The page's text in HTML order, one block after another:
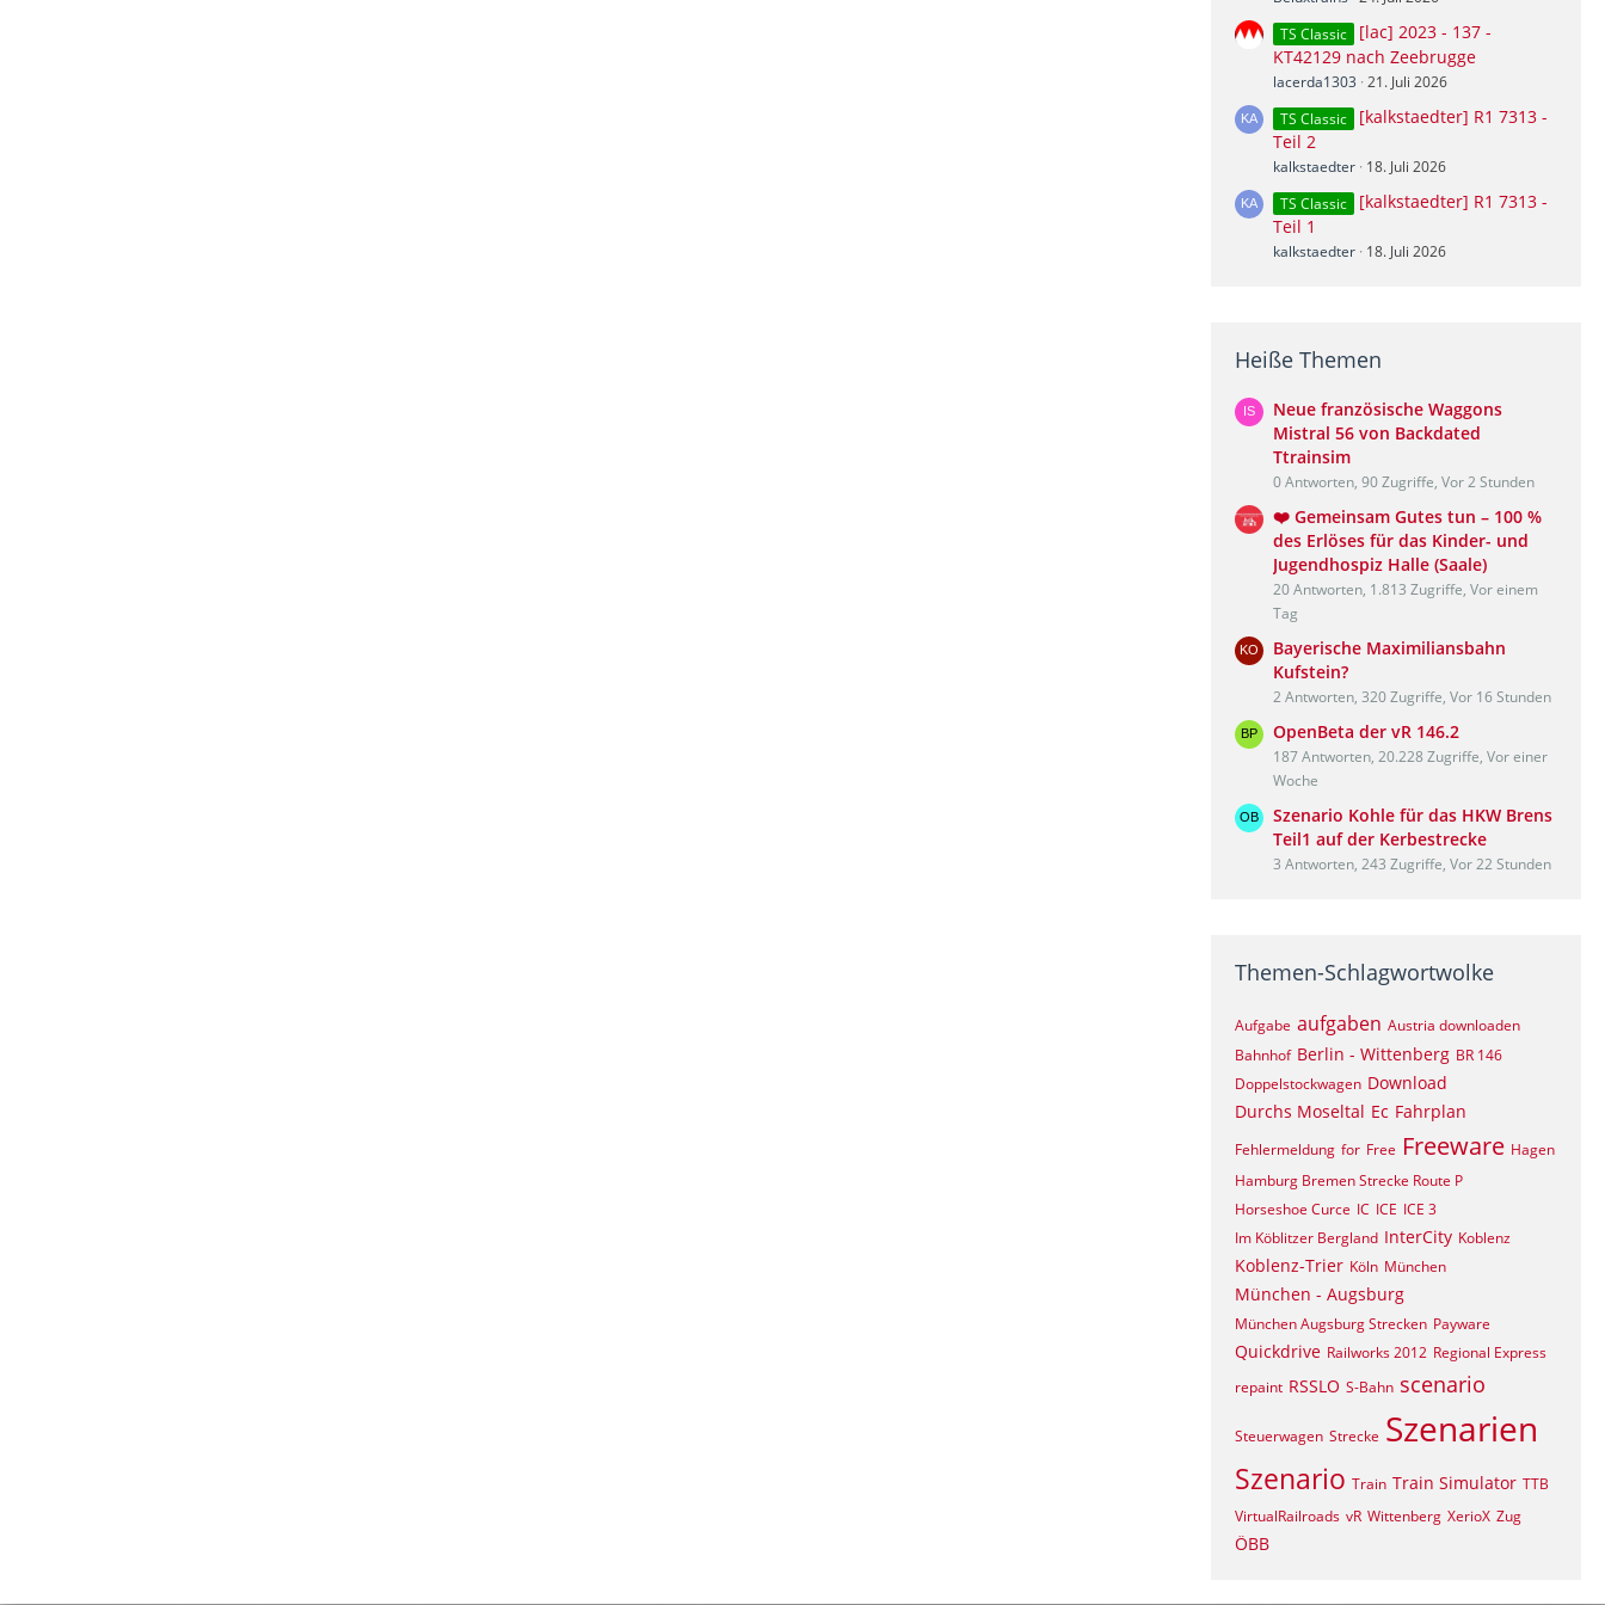
TS Classic
[lac] 2023 - 137 -
KT42129 nach Zeebrugge
lacerda1303 21. Juli 2026
TS Classic
[kalkstaedter] R1 7313 -
Teil 2
kalkstaedter 18. Juli 2026
TS Classic
[kalkstaedter] R1 7313 -
Teil 1
kalkstaedter 18. Juli 2026
Heiße Themen
Neue französische Waggons
Mistral 56 von Backdated
Ttrainsim
0 Antworten, 90 Zugriffe, Vor 2 Stunden
❤️ Gemeinsam Gutes tun – 100 %
des Erlöses für das Kinder- und
Jugendhospiz Halle (Saale)
20 Antworten, 1.813 Zugriffe, Vor einem
Tag
Bayerische Maximiliansbahn
Kufstein?
2 Antworten, 320 Zugriffe, Vor 16 Stunden
OpenBeta der vR 146.2
187 Antworten, 20.228 Zugriffe, Vor einer
Woche
Szenario Kohle für das HKW Brens
Teil1 auf der Kerbestrecke
3 Antworten, 243 Zugriffe, Vor 22 Stunden
Themen-Schlagwortwolke
Aufgabe aufgaben Austria downloaden
Bahnhof Berlin - Wittenberg BR 146
Doppelstockwagen Download
Durchs Moseltal Ec Fahrplan
Fehlermeldung for Free Freeware Hagen
Hamburg Bremen Strecke Route P
Horseshoe Curce IC ICE ICE 3
Im Köblitzer Bergland InterCity Koblenz
Koblenz-Trier Köln München
München - Augsburg
München Augsburg Strecken Payware
Quickdrive Railworks 2012 Regional Express
repaint RSSLO S-Bahn scenario
Steuerwagen Strecke Szenarien
Szenario Train Train Simulator TTB
VirtualRailroads vR Wittenberg XerioX Zug
ÖBB